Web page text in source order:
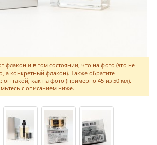
флакон и в том состоянии, что на фото (это не
а конкретный флакон). Также обратите
он такой, как на фото (примерно 45 из 50 мл).
с описанием ниже.